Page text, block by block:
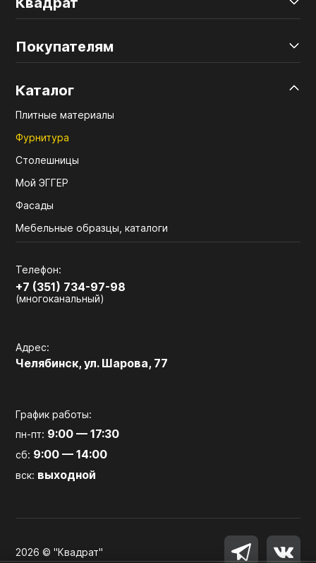
Покупателям
Каталог
Плитные материалы
Фурнитура
Столешницы
Мой ЭГГЕР
Фасады
Мебельные образцы, каталоги
Телефон:
+7 (351) 734-97-98
(многоканальный)
Адрес:
Челябинск, ул. Шарова, 77
График работы:
пн-пт: 9:00 — 17:30
сб: 9:00 — 14:00
вск: выходной
2026 © "Квадрат"